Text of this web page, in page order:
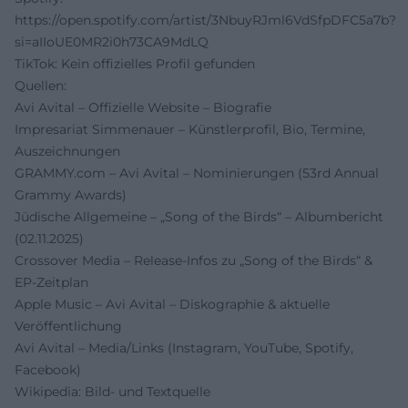
https://open.spotify.com/artist/3NbuyRJml6VdSfpDFC5a7b?
si=aIIoUE0MR2i0h73CA9MdLQ
TikTok: Kein offizielles Profil gefunden
Quellen:
Avi Avital – Offizielle Website – Biografie
Impresariat Simmenauer – Künstlerprofil, Bio, Termine,
Auszeichnungen
GRAMMY.com – Avi Avital – Nominierungen (53rd Annual
Grammy Awards)
Jüdische Allgemeine – „Song of the Birds“ – Albumbericht
(02.11.2025)
Crossover Media – Release-Infos zu „Song of the Birds“ &
EP-Zeitplan
Apple Music – Avi Avital – Diskographie & aktuelle
Veröffentlichung
Avi Avital – Media/Links (Instagram, YouTube, Spotify,
Facebook)
Wikipedia: Bild- und Textquelle